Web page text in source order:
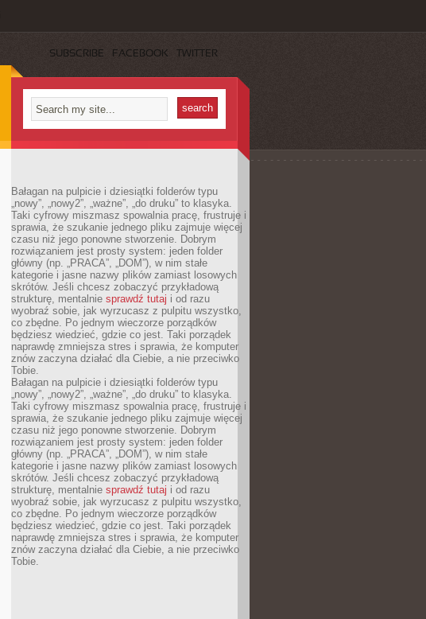
SUBSCRIBE FACEBOOK TWITTER
Bałagan na pulpicie i dziesiątki folderów typu
„nowy”, „nowy2”, „ważne”, „do druku” to klasyka.
Taki cyfrowy miszmasz spowalnia pracę, frustruje i
sprawia, że szukanie jednego pliku zajmuje więcej
czasu niż jego ponowne stworzenie. Dobrym
rozwiązaniem jest prosty system: jeden folder
główny (np. „PRACA”, „DOM”), w nim stałe
kategorie i jasne nazwy plików zamiast losowych
skrótów. Jeśli chcesz zobaczyć przykładową
strukturę, mentalnie sprawdź tutaj i od razu
wyobraź sobie, jak wyrzucasz z pulpitu wszystko,
co zbędne. Po jednym wieczorze porządków
będziesz wiedzieć, gdzie co jest. Taki porządek
naprawdę zmniejsza stres i sprawia, że komputer
znów zaczyna działać dla Ciebie, a nie przeciwko
Tobie.
Bałagan na pulpicie i dziesiątki folderów typu
„nowy”, „nowy2”, „ważne”, „do druku” to klasyka.
Taki cyfrowy miszmasz spowalnia pracę, frustruje i
sprawia, że szukanie jednego pliku zajmuje więcej
czasu niż jego ponowne stworzenie. Dobrym
rozwiązaniem jest prosty system: jeden folder
główny (np. „PRACA”, „DOM”), w nim stałe
kategorie i jasne nazwy plików zamiast losowych
skrótów. Jeśli chcesz zobaczyć przykładową
strukturę, mentalnie sprawdź tutaj i od razu
wyobraź sobie, jak wyrzucasz z pulpitu wszystko,
co zbędne. Po jednym wieczorze porządków
będziesz wiedzieć, gdzie co jest. Taki porządek
naprawdę zmniejsza stres i sprawia, że komputer
znów zaczyna działać dla Ciebie, a nie przeciwko
Tobie.